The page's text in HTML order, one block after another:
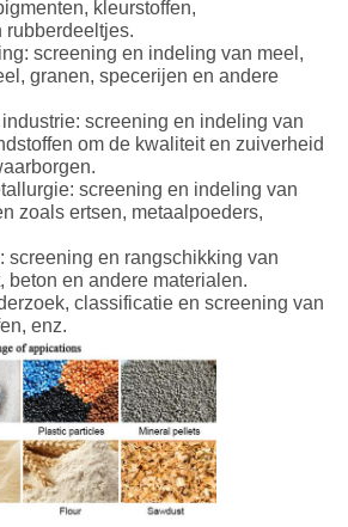
kleurstoffen,
rubberdeeltjes.
screening en indeling van meel,
granen, specerijen en andere
screening en indeling van
om de kwaliteit en zuiverheid
screening en indeling van
zoals ertsen, metaalpoeders,
screening en rangschikking van
beton en andere materialen.
classificatie en screening van
enz.